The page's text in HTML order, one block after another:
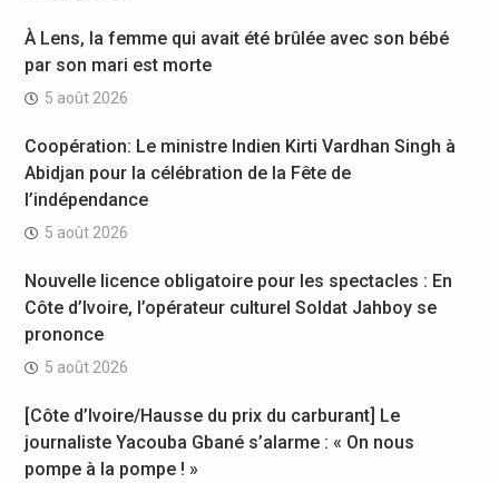
À Lens, la femme qui avait été brûlée avec son bébé
par son mari est morte
5 août 2026
Coopération: Le ministre Indien Kirti Vardhan Singh à
Abidjan pour la célébration de la Fête de
l’indépendance
5 août 2026
Nouvelle licence obligatoire pour les spectacles : En
Côte d’Ivoire, l’opérateur culturel Soldat Jahboy se
prononce
5 août 2026
[Côte d’Ivoire/Hausse du prix du carburant] Le
journaliste Yacouba Gbané s’alarme : « On nous
pompe à la pompe ! »